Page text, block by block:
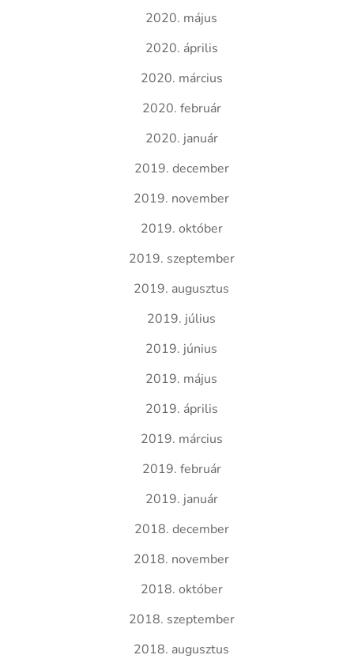
2020. május
2020. április
2020. március
2020. február
2020. január
2019. december
2019. november
2019. október
2019. szeptember
2019. augusztus
2019. július
2019. június
2019. május
2019. április
2019. március
2019. február
2019. január
2018. december
2018. november
2018. október
2018. szeptember
2018. augusztus